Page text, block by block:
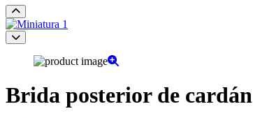
Brida posterior de cardán